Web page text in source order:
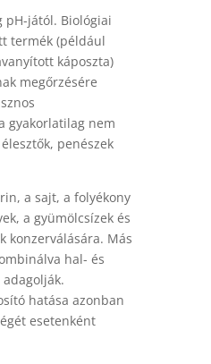
pH-jától. Biológiai
termék (például
káposzta)
megőrzésére
gyakorlatilag nem
penészek
a sajt, a folyékony
a gyümölcsízek és
konzerválására. Más
hal- és
hatása azonban
esetenként